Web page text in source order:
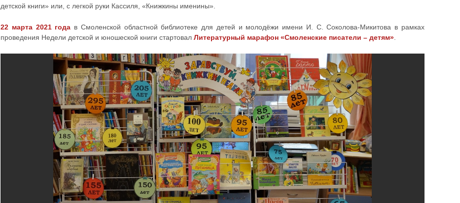
детской книги» или, с легкой руки Кассиля, «Книжкины именины».
22 марта 2021 года в Смоленской областной библиотеке для детей и молодёжи имени И. С. Соколова-Микитова в рамках
проведения Недели детской и юношеской книги стартовал Литературный марафон «Смоленские писатели – детям»